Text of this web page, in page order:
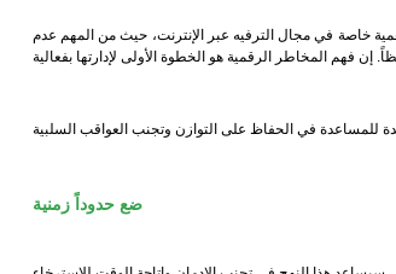
خاصة في مجال الترفيه عبر الإنترنت، حيث من المهم عدم
ضع حدوداً زمنية